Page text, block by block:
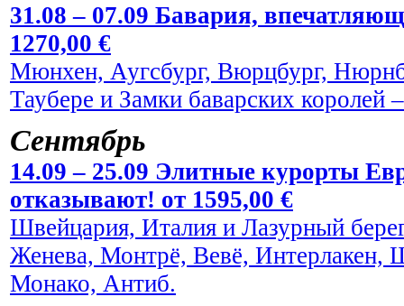
31.08 – 07.09 Бавария,
1270,00 €
Мюнхен, Аугсбург, Вюрцбург,
Таубере и Замки баварских
Сентябрь
14.09 – 25.09 Элитные курорты
отказывают! от 1595,00 €
Швейцария, Италия и Лазурный
Женева, Монтрё, Вевё,
Монако, Антиб.